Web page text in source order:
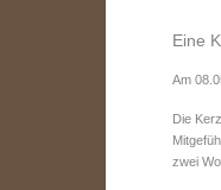
Eine
Am
Die
zwei